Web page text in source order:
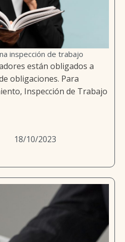
inspección de trabajo
están obligados a
obligaciones. Para
Inspección de Trabajo
18/10/2023